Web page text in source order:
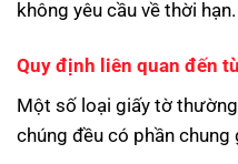
không yêu cầu về thời hạn.
Quy định liên quan đến
Một số loại giấy tờ
chúng đều có phần chung